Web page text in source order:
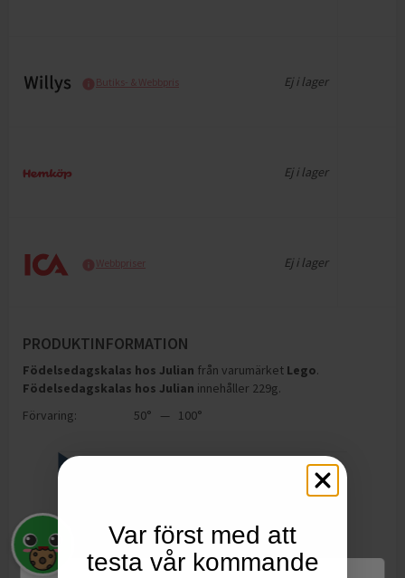
Butiks- & Webbpris Ej i lager
Ej i lager
Webbpriser Ej i lager
PRODUKTINFORMATION
Födelsedagskalas hos Julian från varumärket Lego.
Födelsedagskalas hos Julian innehåller 229g.
Förvaring:
50° — 100°
Var först med att
testa vår kommande